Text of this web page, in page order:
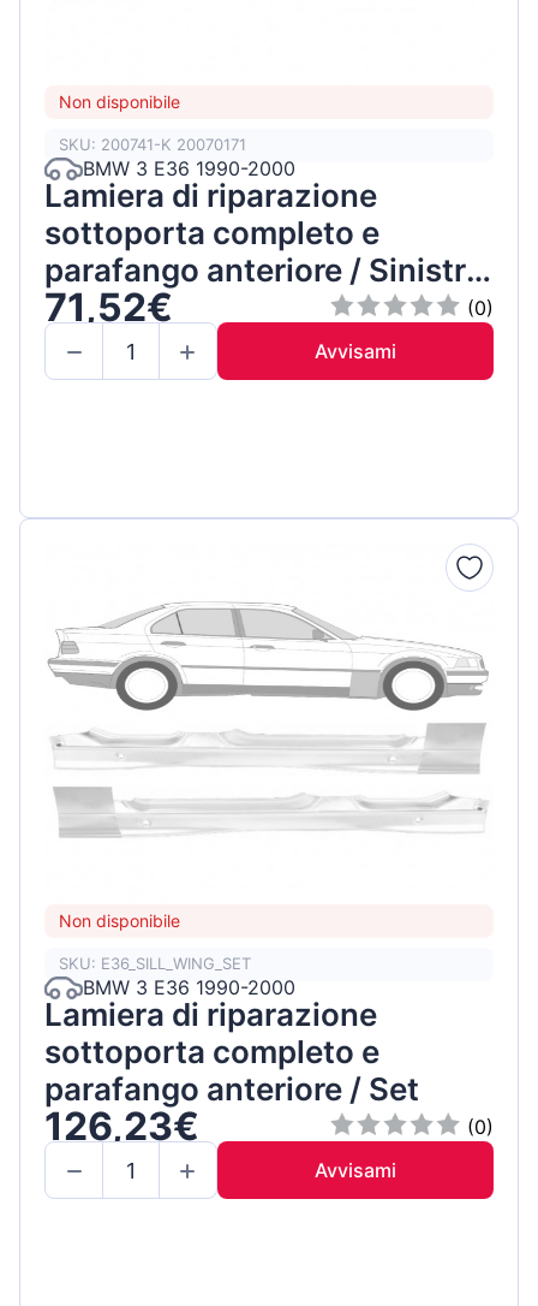
Non disponibile
SKU: 200741-K 20070171
BMW 3 E36 1990-2000
Lamiera di riparazione
sottoporta completo e
parafango anteriore / Sinistra
/ Set
71,52€
(0)
Avvisami
Non disponibile
SKU: E36_SILL_WING_SET
BMW 3 E36 1990-2000
Lamiera di riparazione
sottoporta completo e
parafango anteriore / Set
126,23€
(0)
Avvisami